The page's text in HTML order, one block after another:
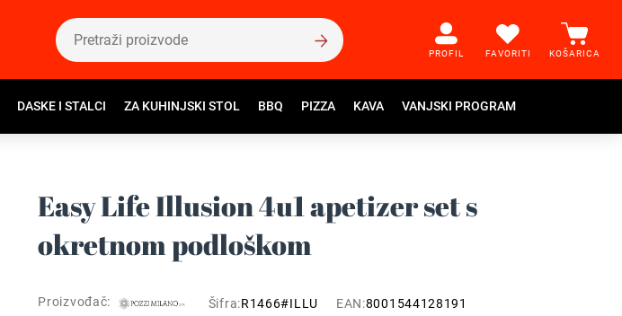
PROFIL FAVORITI KOŠARICA
DASKE I STALCI ZA KUHINJSKI STOL BBQ PIZZA KAVA VANJSKI PROGRAM
Easy Life Illusion 4u1 apetizer set s
okretnom podloškom
Proizvođač: Šifra:R1466#ILLU EAN:8001544128191